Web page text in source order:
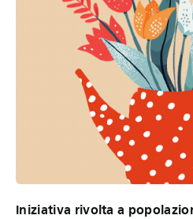
Iniziativa rivolta a